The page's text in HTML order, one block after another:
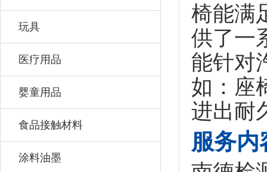
玩具
医疗用品
婴童用品
食品接触材料
涂料油墨
椅能满
供了一
能针对
如：座
进出耐
服务内